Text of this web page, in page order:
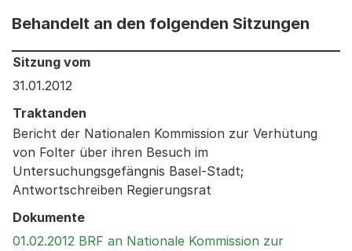
Behandelt an den folgenden Sitzungen
Behandelt an den folgenden Sitzungen: Informationen
Sitzung vom
31.01.2012
Traktanden
Bericht der Nationalen Kommission zur Verhütung
von Folter über ihren Besuch im
Untersuchungsgefängnis Basel-Stadt;
Antwortschreiben Regierungsrat
Dokumente
01.02.2012 BRF an Nationale Kommission zur